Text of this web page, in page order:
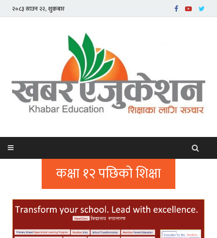
२०८३ साउन २२, शुक्रबार
कक्षा १२ पछिको शिक्षा